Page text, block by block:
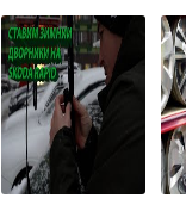
OCTAVIA TOUR